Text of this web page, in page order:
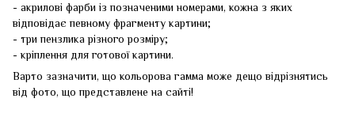
- акрилові фарби із позначеними номерами, кожна з яких
відповідає певному фрагменту картини;
- три пензлика різного розміру;
- кріплення для готової картини.
Варто зазначити, що кольорова гамма може дещо відрізнятись
від фото, що представлене на сайті!